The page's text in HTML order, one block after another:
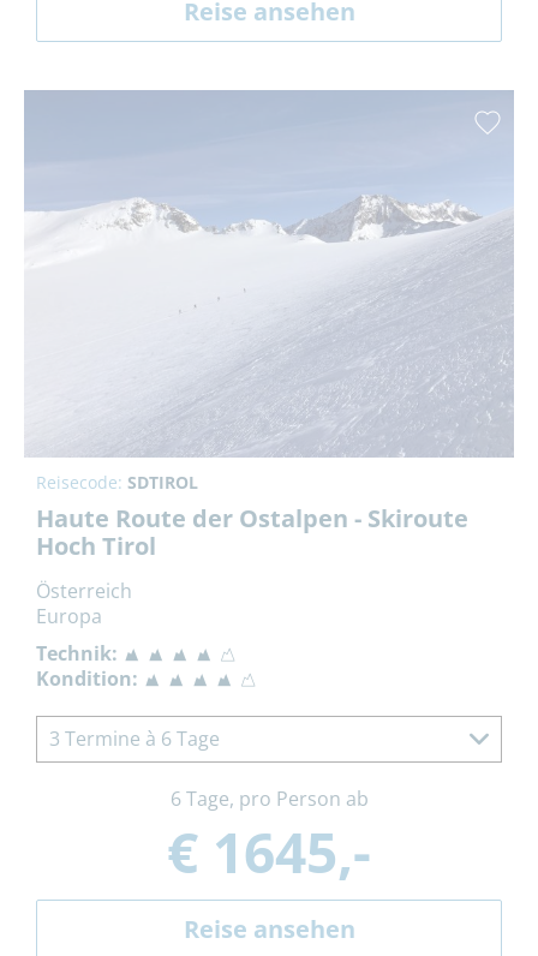
Reise ansehen
Reisecode: SDTIROL
Haute Route der Ostalpen - Skiroute
Hoch Tirol
Österreich
Europa
Technik:
Kondition:
3 Termine à 6 Tage
6 Tage, pro Person ab
€ 1645,-
Reise ansehen